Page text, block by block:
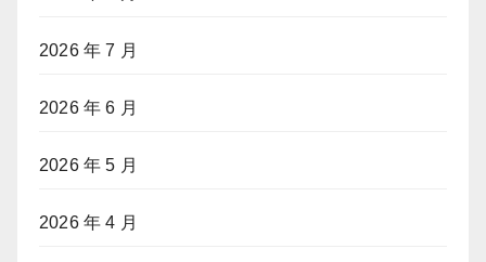
2026 年 7 月
2026 年 6 月
2026 年 5 月
2026 年 4 月